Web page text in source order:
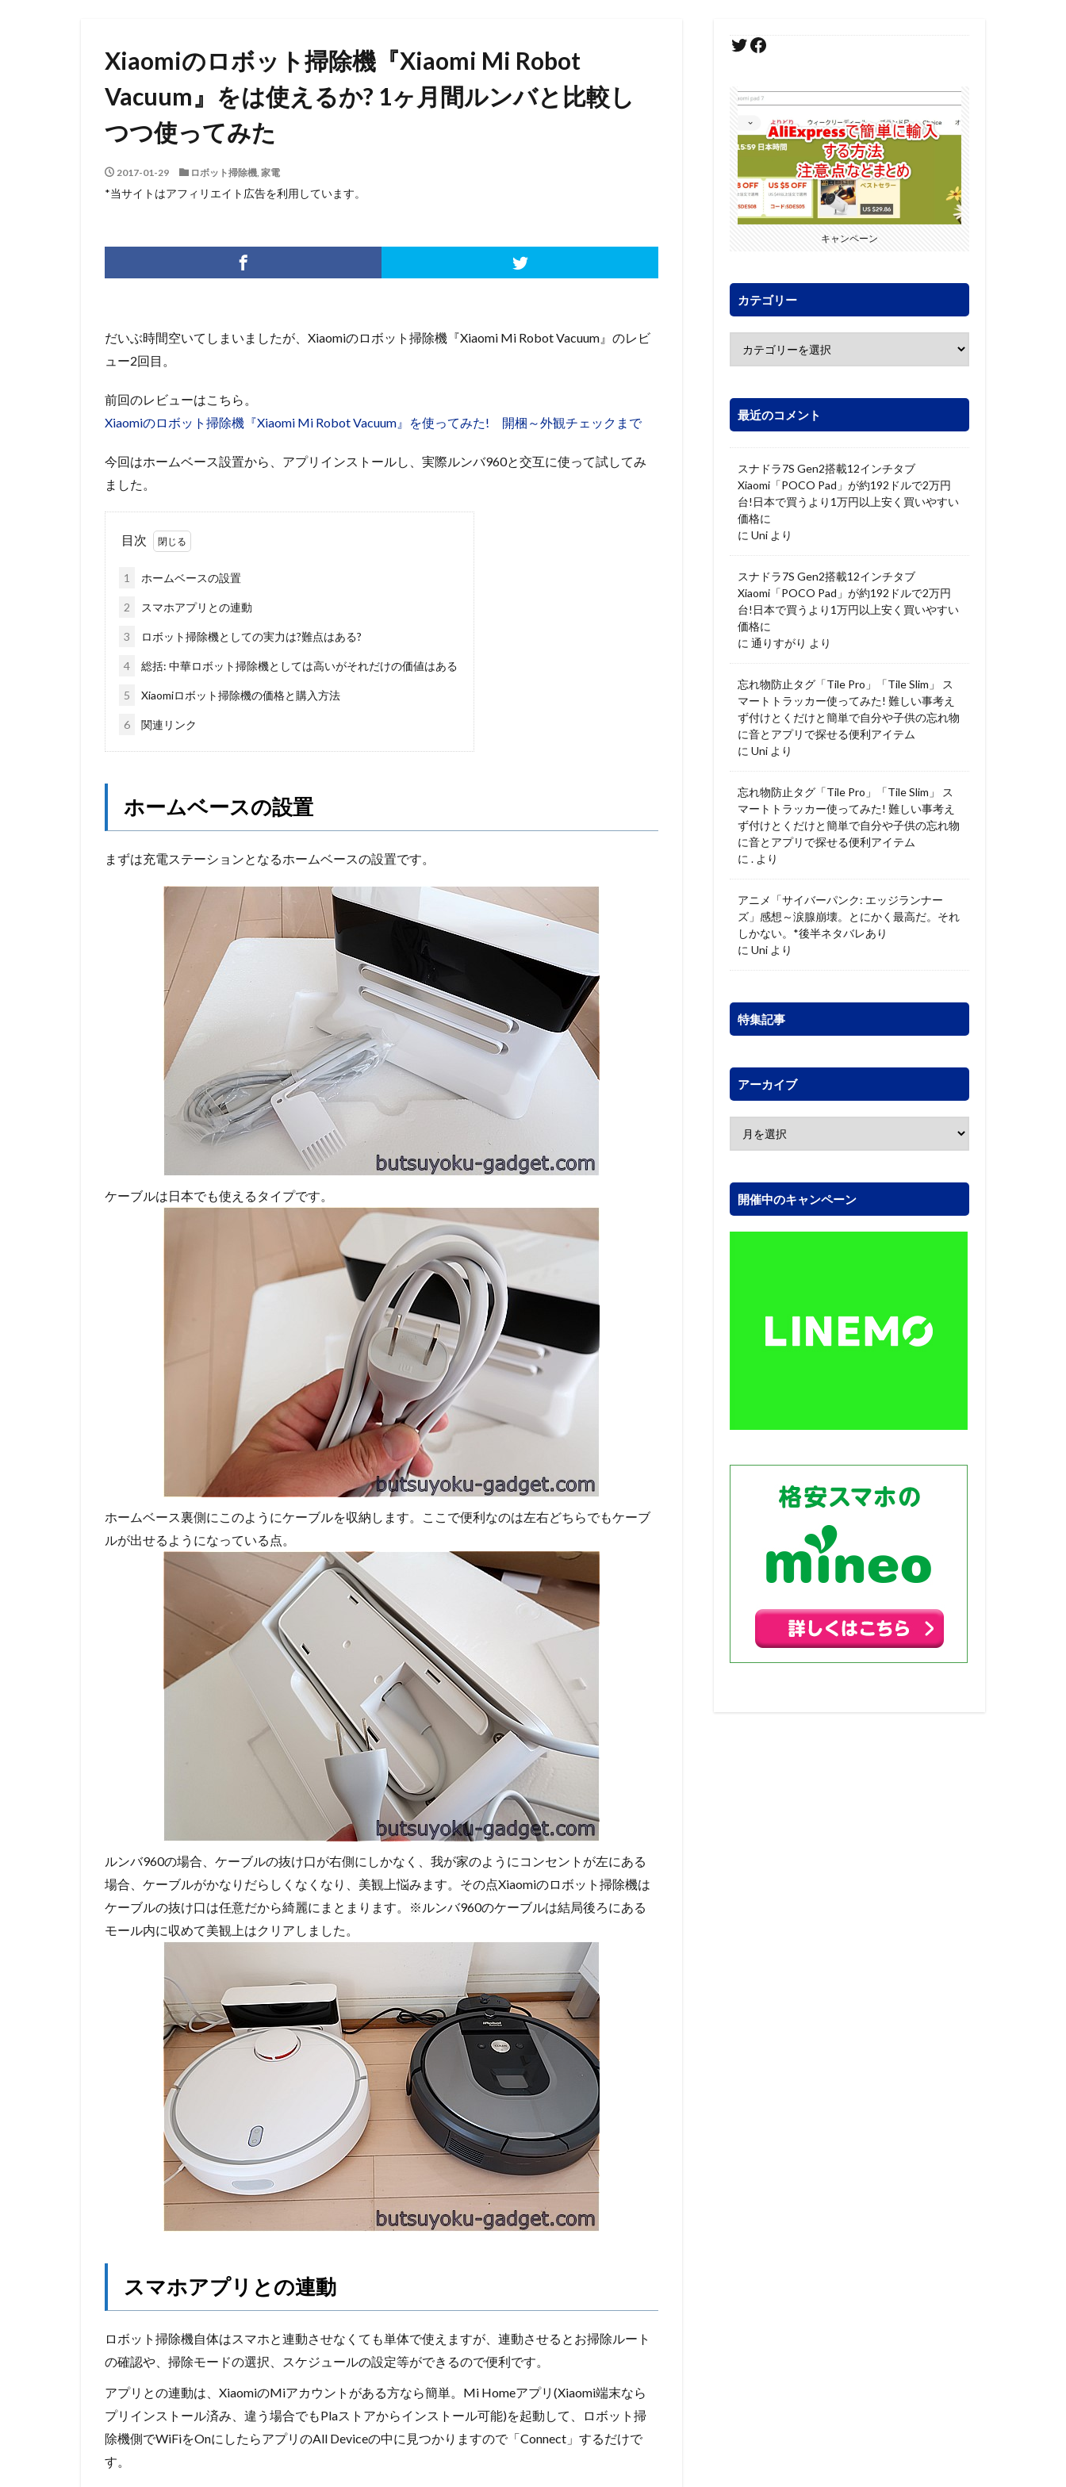
Xiaomiのロボット掃除機『Xiaomi Mi Robot
Vacuum』をは使えるか? 1ヶ月間ルンバと比較し
つつ使ってみた
2017-01-29 ロボット掃除機, 家電
*当サイトはアフィリエイト広告を利用しています。
だいぶ時間空いてしまいましたが、Xiaomiのロボット掃除機『Xiaomi Mi Robot Vacuum』のレビ
ュー2回目。
前回のレビューはこちら。
Xiaomiのロボット掃除機『Xiaomi Mi Robot Vacuum』を使ってみた! 開梱～外観チェックまで
今回はホームベース設置から、アプリインストールし、実際ルンバ960と交互に使って試してみ
ました。
目次
1 ホームベースの設置
2 スマホアプリとの連動
3 ロボット掃除機としての実力は?難点はある?
4 総括: 中華ロボット掃除機としては高いがそれだけの価値はある
5 Xiaomiロボット掃除機の価格と購入方法
6 関連リンク
ホームベースの設置
まずは充電ステーションとなるホームベースの設置です。
ケーブルは日本でも使えるタイプです。
ホームベース裏側にこのようにケーブルを収納します。ここで便利なのは左右どちらでもケーブ
ルが出せるようになっている点。
ルンバ960の場合、ケーブルの抜け口が右側にしかなく、我が家のようにコンセントが左にある
場合、ケーブルがかなりだらしくなくなり、美観上悩みます。その点Xiaomiのロボット掃除機は
ケーブルの抜け口は任意だから綺麗にまとまります。※ルンバ960のケーブルは結局後ろにある
モール内に収めて美観上はクリアしました。
スマホアプリとの連動
ロボット掃除機自体はスマホと連動させなくても単体で使えますが、連動させるとお掃除ルート
の確認や、掃除モードの選択、スケジュールの設定等ができるので便利です。
アプリとの連動は、XiaomiのMiアカウントがある方なら簡単。Mi Homeアプリ(Xiaomi端末なら
プリインストール済み、違う場合でもPlaストアからインストール可能)を起動して、ロボット掃
除機側でWiFiをOnにしたらアプリのAll Deviceの中に見つかりますので「Connect」するだけで
す。
キャンペーン
カテゴリー
最近のコメント
スナドラ7S Gen2搭載12インチタブ
Xiaomi「POCO Pad」が約192ドルで2万円
台!日本で買うより1万円以上安く買いやすい
価格に
に Uni より
スナドラ7S Gen2搭載12インチタブ
Xiaomi「POCO Pad」が約192ドルで2万円
台!日本で買うより1万円以上安く買いやすい
価格に
に 通りすがり より
忘れ物防止タグ「Tile Pro」「Tile Slim」 ス
マートトラッカー使ってみた! 難しい事考え
ず付けとくだけと簡単で自分や子供の忘れ物
に音とアプリで探せる便利アイテム
に Uni より
忘れ物防止タグ「Tile Pro」「Tile Slim」 ス
マートトラッカー使ってみた! 難しい事考え
ず付けとくだけと簡単で自分や子供の忘れ物
に音とアプリで探せる便利アイテム
に . より
アニメ「サイバーパンク: エッジランナー
ズ」感想～涙腺崩壊。とにかく最高だ。それ
しかない。*後半ネタバレあり
に Uni より
特集記事
アーカイブ
開催中のキャンペーン